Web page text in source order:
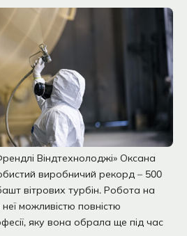
Віндтехнолоджі» Оксана
виробничий рекорд – 500
вітрових турбін. Робота на
можливістю повністю
яку вона обрала ще під час